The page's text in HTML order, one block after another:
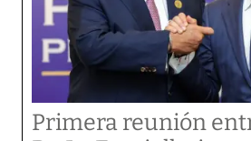
Primera reunión